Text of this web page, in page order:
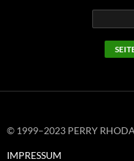
© 1999–2023 PERRY
IMPRESSUM